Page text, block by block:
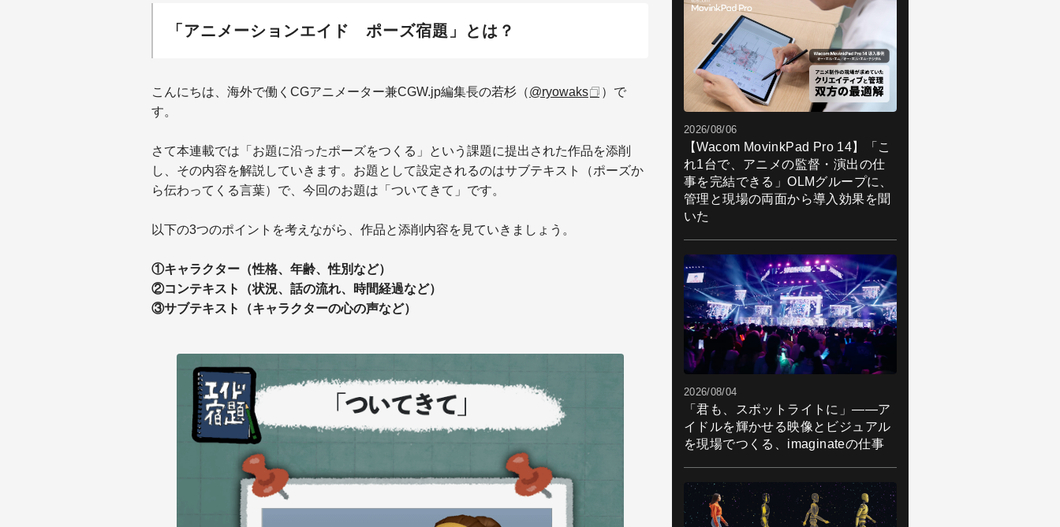
「アニメーションエイド ポーズ宿題」とは？
こんにちは、海外で働くCGアニメーター兼CGW.jp編集長の若杉（@ryowaks
）で
す。
さて本連載では「お題に沿ったポーズをつくる」という課題に提出された作品を添削
し、その内容を解説していきます。お題として設定されるのはサブテキスト（ポーズか
ら伝わってくる言葉）で、今回のお題は「ついてきて」です。
以下の3つのポイントを考えながら、作品と添削内容を見ていきましょう。
①キャラクター（性格、年齢、性別など）
②コンテキスト（状況、話の流れ、時間経過など）
③サブテキスト（キャラクターの心の声など）
2026/08/06
【Wacom MovinkPad Pro 14】「こ
れ1台で、アニメの監督・演出の仕
事を完結できる」OLMグループに、
管理と現場の両面から導入効果を聞
いた
2026/08/04
「君も、スポットライトに」――ア
イドルを輝かせる映像とビジュアル
を現場でつくる、imaginateの仕事